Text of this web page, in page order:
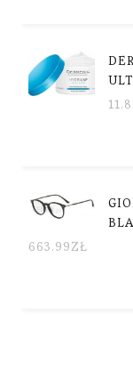
663.99ZŁ